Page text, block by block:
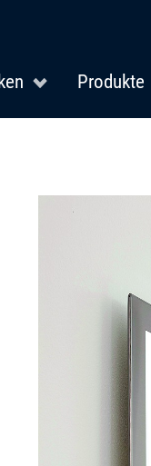
Produkte